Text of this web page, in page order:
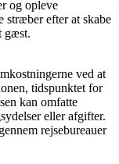
og opleve
stræber efter at skabe
gæst.
ved at
tidspunktet for
kan omfatte
eller afgifter.
rejsebureauer